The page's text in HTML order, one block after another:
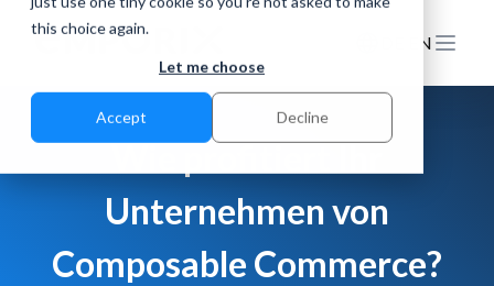
this choice again.
Let me choose
Accept Decline
EN
Wie profitiert Ihr
Unternehmen von
Composable Commerce?